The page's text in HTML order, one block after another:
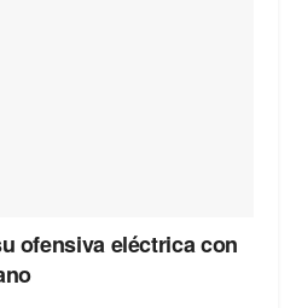
ofensiva eléctrica con